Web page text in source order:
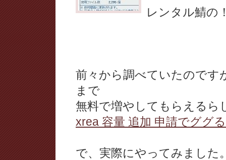
レンタル鯖の
前々から調べていたのです
まで
無料で増やしてもらえるら
xrea 容量 追加 申請でググる
で、実際にやってみました